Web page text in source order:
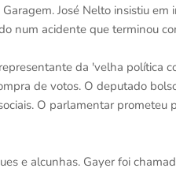
José Nelto insistiu
num acidente que terminou
da 'velha política
de votos. O deputado
O parlamentar prometeu
e alcunhas. Gayer foi